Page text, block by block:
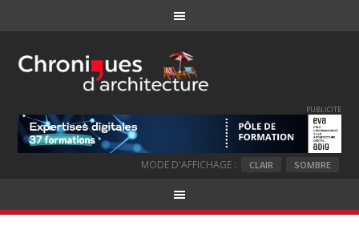
PUBLICITE
MODE D'AFFICHAGE : CLAIR SOMBRE